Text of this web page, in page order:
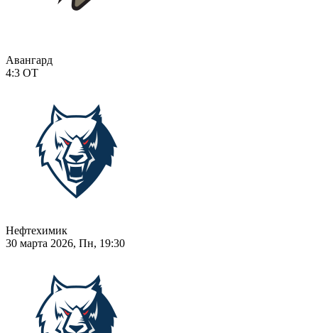
Авангард
4:3 ОТ
Нефтехимик
30 марта 2026, Пн, 19:30